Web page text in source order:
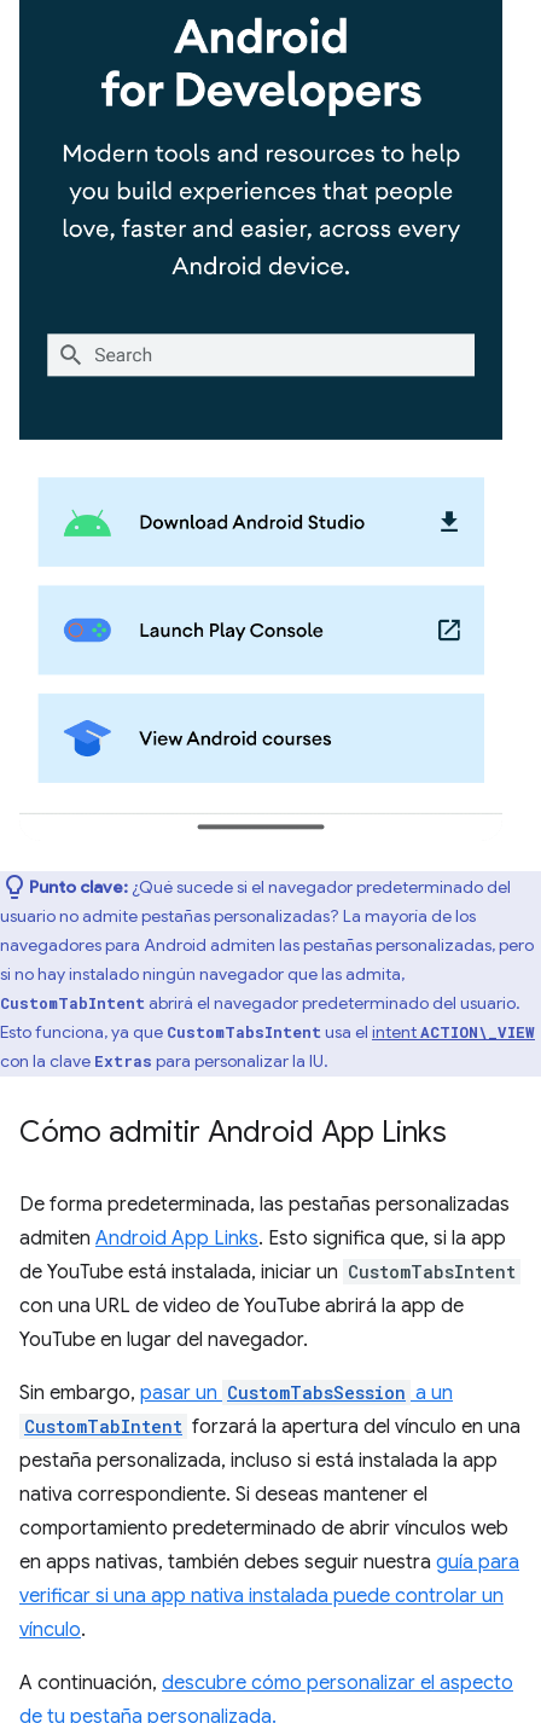
Punto clave: ¿Qué sucede si el navegador predeterminado del
usuario no admite pestañas personalizadas? La mayoría de los
navegadores para Android admiten las pestañas personalizadas, pero
si no hay instalado ningún navegador que las admita,
CustomTabIntent abrirá el navegador predeterminado del usuario.
Esto funciona, ya que CustomTabsIntent usa el intentACTION\_VIEW
con la clave Extras para personalizar la IU.
Cómo admitir Android App Links
De forma predeterminada, las pestañas personalizadas
admiten Android App Links. Esto significa que, si la app
de YouTube está instalada, iniciar un CustomTabsIntent
con una URL de video de YouTube abrirá la app de
YouTube en lugar del navegador.
Sin embargo, pasar un CustomTabsSession a un
CustomTabIntent forzará la apertura del vínculo en una
pestaña personalizada, incluso si está instalada la app
nativa correspondiente. Si deseas mantener el
comportamiento predeterminado de abrir vínculos web
en apps nativas, también debes seguir nuestra guía para
verificar si una app nativa instalada puede controlar un
vínculo.
A continuación, descubre cómo personalizar el aspecto
de tu pestaña personalizada.